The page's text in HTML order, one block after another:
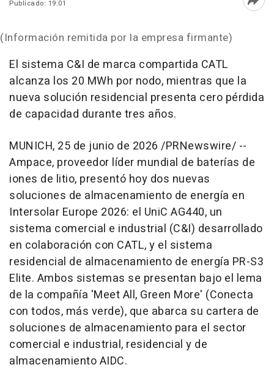
Publicado: 19:01
(Información remitida por la empresa firmante)
El sistema C&I de marca compartida CATL
alcanza los 20 MWh por nodo, mientras que la
nueva solución residencial presenta cero pérdida
de capacidad durante tres años.
MUNICH, 25 de junio de 2026 /PRNewswire/ --
Ampace, proveedor líder mundial de baterías de
iones de litio, presentó hoy dos nuevas
soluciones de almacenamiento de energía en
Intersolar Europe 2026: el UniC AG440, un
sistema comercial e industrial (C&I) desarrollado
en colaboración con CATL, y el sistema
residencial de almacenamiento de energía PR-S3
Elite. Ambos sistemas se presentan bajo el lema
de la compañía 'Meet All, Green More' (Conecta
con todos, más verde), que abarca su cartera de
soluciones de almacenamiento para el sector
comercial e industrial, residencial y de
almacenamiento AIDC.